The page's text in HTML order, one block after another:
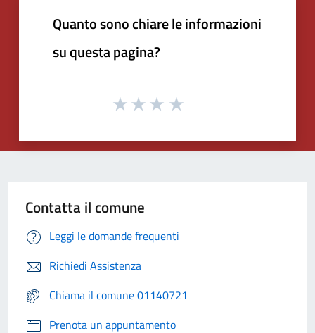
Quanto sono chiare le informazioni
su questa pagina?
Contatta il comune
Leggi le domande frequenti
Richiedi Assistenza
Chiama il comune 01140721
Prenota un appuntamento